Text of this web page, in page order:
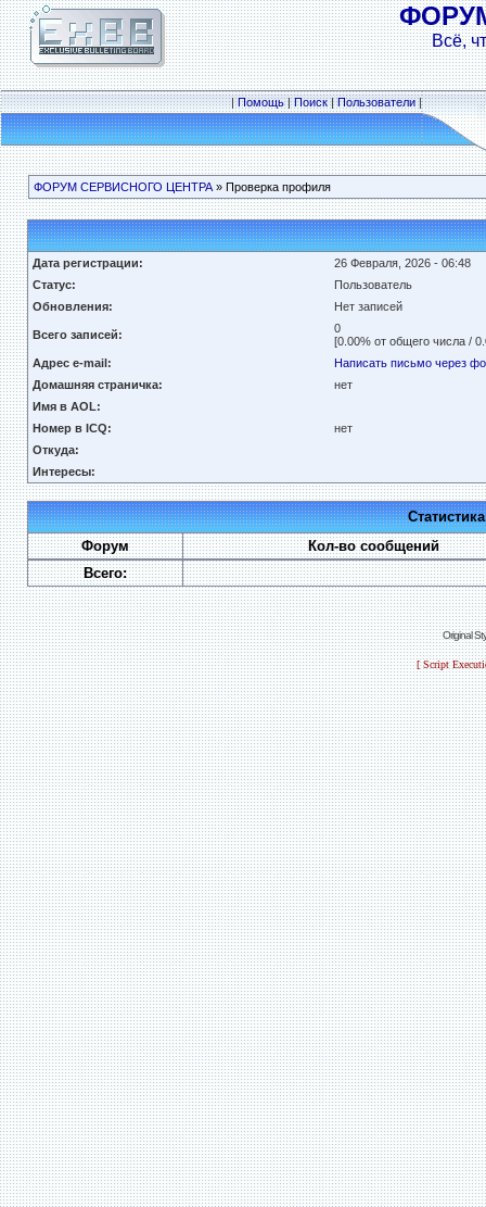
Всё,
|Помощь|Поиск|Пользователи|
ФОРУМ СЕРВИСНОГО ЦЕНТРА» Проверка профиля
Дата регистрации:
26 Февраля, 2026 - 06:48
Статус:
Пользователь
Обновления:
Нет записей
Всего записей:
0
[0.00% от общего числа /
Адрес e-mail:
Написать письмо через
Домашняя страничка:
нет
Имя в AOL:
Номер в ICQ:
нет
Откуда:
Интересы:
Форум
Кол-во сообщений
Всего:
Original
[ Script